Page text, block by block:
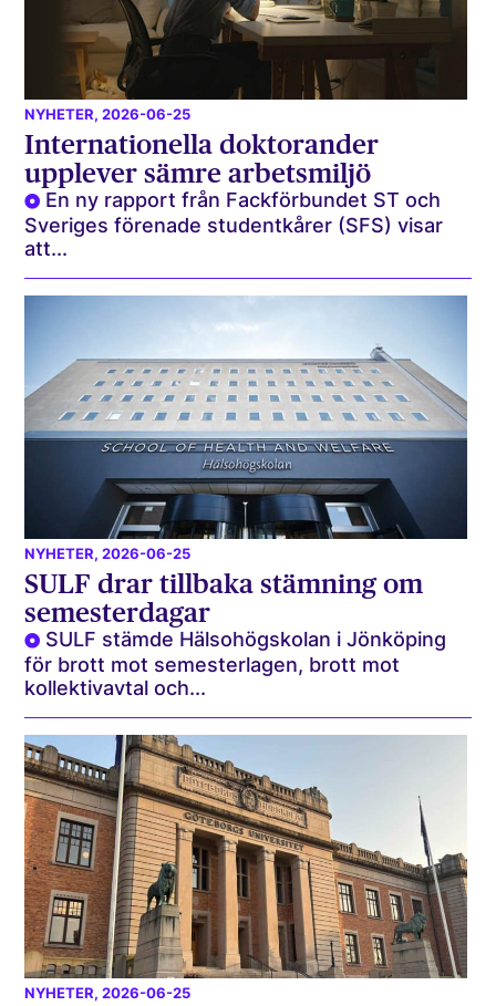
NYHETER, 2026-06-25
Internationella doktorander
upplever sämre arbetsmiljö
En ny rapport från Fackförbundet ST och
Sveriges förenade studentkårer (SFS) visar
att...
NYHETER, 2026-06-25
SULF drar tillbaka stämning om
semesterdagar
SULF stämde Hälsohögskolan i Jönköping
för brott mot semesterlagen, brott mot
kollektivavtal och...
NYHETER, 2026-06-25